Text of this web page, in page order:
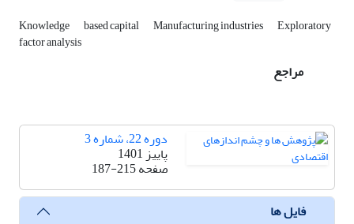
Knowledge based capital Manufacturing industries Exploratory
factor analysis
مراجع
دوره 22، شماره 3
پاییز 1401
صفحه187-215
فایل ها